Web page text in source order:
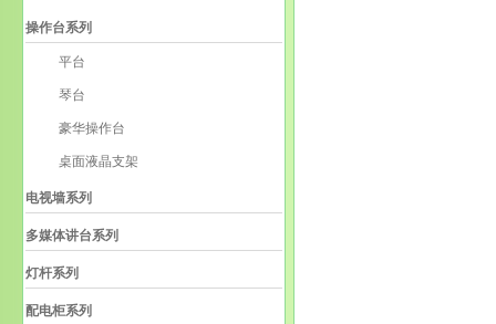
操作台系列
平台
琴台
豪华操作台
桌面液晶支架
电视墙系列
多媒体讲台系列
灯杆系列
配电柜系列